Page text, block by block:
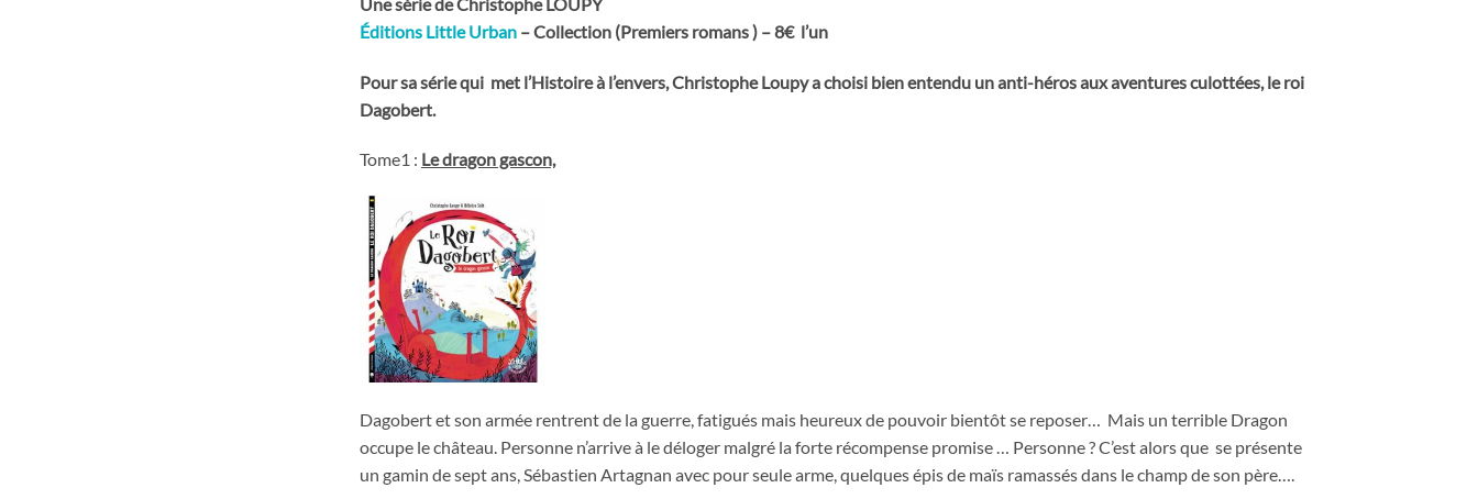
Éditions Little Urban – Collection (Premiers romans ) – 8€ l’un
Pour sa série qui met l’Histoire à l’envers, Christophe Loupy a choisi bien entendu un anti-héros aux aventures culottées, le roi
Dagobert.
Tome1 : Le dragon gascon,
Dagobert et son armée rentrent de la guerre, fatigués mais heureux de pouvoir bientôt se reposer… Mais un terrible Dragon
occupe le château. Personne n’arrive à le déloger malgré la forte récompense promise … Personne ? C’est alors que se présente
un gamin de sept ans, Sébastien Artagnan avec pour seule arme, quelques épis de maïs ramassés dans le champ de son père….